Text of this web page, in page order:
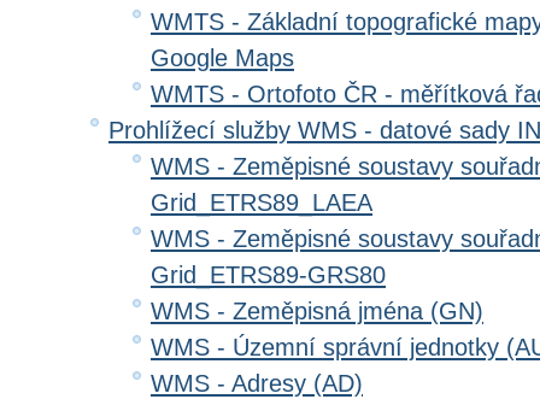
WMTS - Základní topografické
Google Maps
WMTS - Ortofoto ČR - měřítková
Prohlížecí služby WMS - datové sady
WMS - Zeměpisné soustavy
Grid_ETRS89_LAEA
WMS - Zeměpisné soustavy
Grid_ETRS89-GRS80
WMS - Zeměpisná jména (GN)
WMS - Územní správní jednotky
WMS - Adresy (AD)